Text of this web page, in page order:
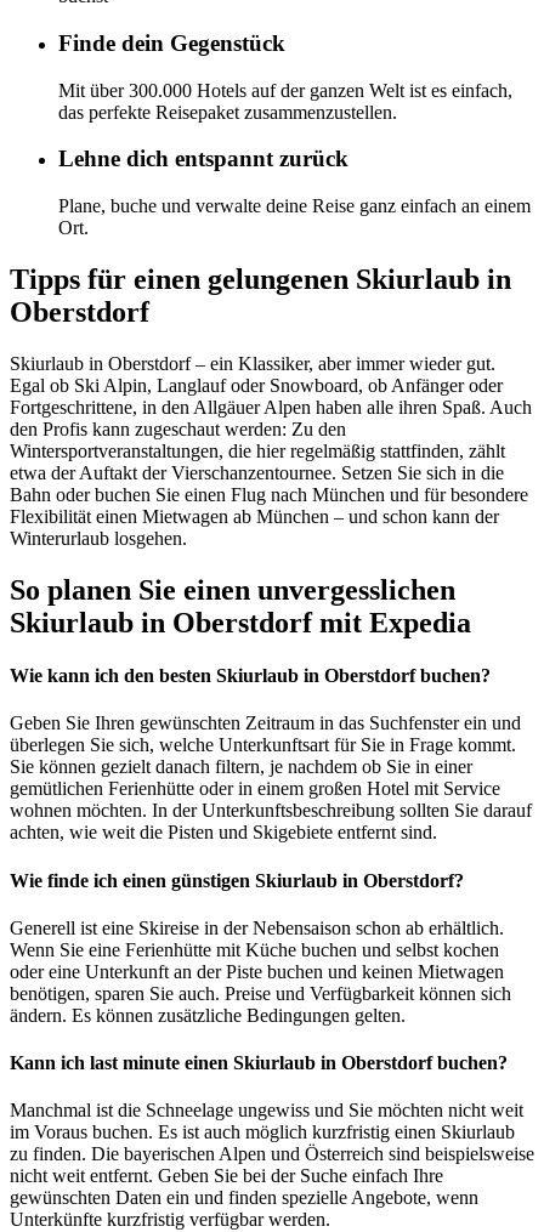
Finde dein Gegenstück
Mit über 300.000 Hotels auf der ganzen Welt ist es einfach,
das perfekte Reisepaket zusammenzustellen.
Lehne dich entspannt zurück
Plane, buche und verwalte deine Reise ganz einfach an einem
Ort.
Tipps für einen gelungenen Skiurlaub in
Oberstdorf
Skiurlaub in Oberstdorf – ein Klassiker, aber immer wieder gut.
Egal ob Ski Alpin, Langlauf oder Snowboard, ob Anfänger oder
Fortgeschrittene, in den Allgäuer Alpen haben alle ihren Spaß. Auch
den Profis kann zugeschaut werden: Zu den
Wintersportveranstaltungen, die hier regelmäßig stattfinden, zählt
etwa der Auftakt der Vierschanzentournee. Setzen Sie sich in die
Bahn oder buchen Sie einen Flug nach München und für besondere
Flexibilität einen Mietwagen ab München – und schon kann der
Winterurlaub losgehen.
So planen Sie einen unvergesslichen
Skiurlaub in Oberstdorf mit Expedia
Wie kann ich den besten Skiurlaub in Oberstdorf buchen?
Geben Sie Ihren gewünschten Zeitraum in das Suchfenster ein und
überlegen Sie sich, welche Unterkunftsart für Sie in Frage kommt.
Sie können gezielt danach filtern, je nachdem ob Sie in einer
gemütlichen Ferienhütte oder in einem großen Hotel mit Service
wohnen möchten. In der Unterkunftsbeschreibung sollten Sie darauf
achten, wie weit die Pisten und Skigebiete entfernt sind.
Wie finde ich einen günstigen Skiurlaub in Oberstdorf?
Generell ist eine Skireise in der Nebensaison schon ab erhältlich.
Wenn Sie eine Ferienhütte mit Küche buchen und selbst kochen
oder eine Unterkunft an der Piste buchen und keinen Mietwagen
benötigen, sparen Sie auch. Preise und Verfügbarkeit können sich
ändern. Es können zusätzliche Bedingungen gelten.
Kann ich last minute einen Skiurlaub in Oberstdorf buchen?
Manchmal ist die Schneelage ungewiss und Sie möchten nicht weit
im Voraus buchen. Es ist auch möglich kurzfristig einen Skiurlaub
zu finden. Die bayerischen Alpen und Österreich sind beispielsweise
nicht weit entfernt. Geben Sie bei der Suche einfach Ihre
gewünschten Daten ein und finden spezielle Angebote, wenn
Unterkünfte kurzfristig verfügbar werden.